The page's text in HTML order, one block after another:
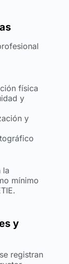
física
y
y
la
mínimo
y
registran